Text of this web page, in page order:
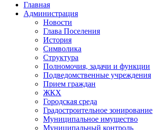
Главная
Администрация
Новости
Глава Поселения
История
Символика
Структура
Полномочия, задачи и функции
Подведомственные учреждения
Прием граждан
ЖКХ
Городская среда
Градостроительное зонирование
Муниципальное имущество
Муниципальный контроль